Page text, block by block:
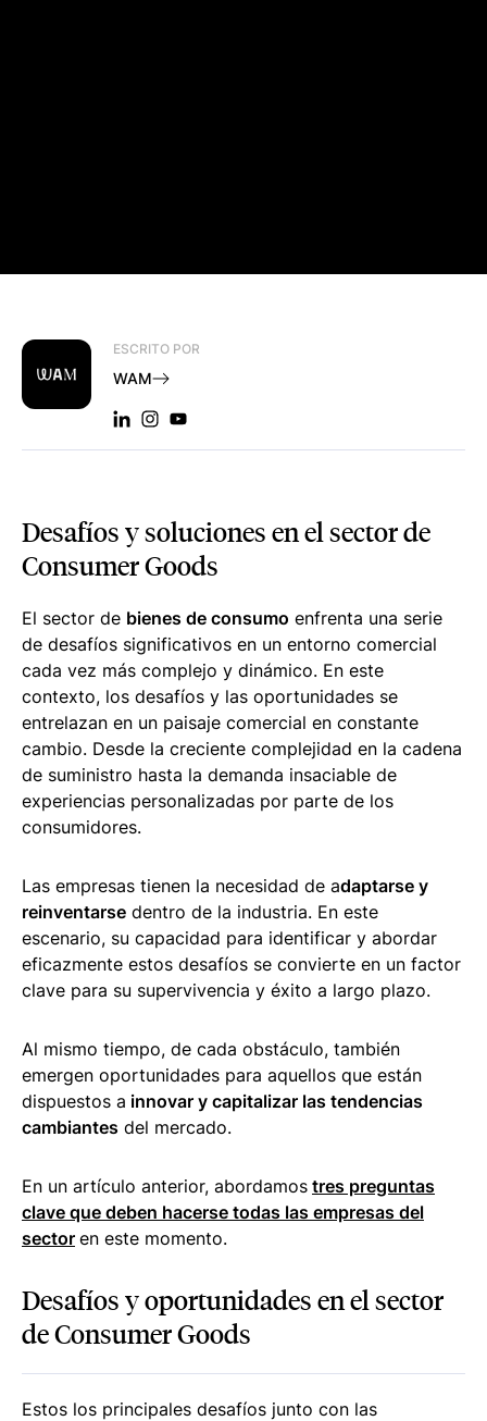
ESCRITO POR
WAM
LINKEDIN: WAM
INSTAGRAM: WAM
YOUTUBE: WAM
Desafíos y soluciones en el sector de
Consumer Goods
El sector de bienes de consumo enfrenta una serie
de desafíos significativos en un entorno comercial
cada vez más complejo y dinámico. En este
contexto, los desafíos y las oportunidades se
entrelazan en un paisaje comercial en constante
cambio. Desde la creciente complejidad en la cadena
de suministro hasta la demanda insaciable de
experiencias personalizadas por parte de los
consumidores.
Las empresas tienen la necesidad de adaptarse y
reinventarse dentro de la industria. En este
escenario, su capacidad para identificar y abordar
eficazmente estos desafíos se convierte en un factor
clave para su supervivencia y éxito a largo plazo.
Al mismo tiempo, de cada obstáculo, también
emergen oportunidades para aquellos que están
dispuestos a innovar y capitalizar las tendencias
cambiantes del mercado.
En un artículo anterior, abordamos tres preguntas
clave que deben hacerse todas las empresas del
sector en este momento.
Desafíos y oportunidades en el sector
de Consumer Goods
Estos los principales desafíos junto con las